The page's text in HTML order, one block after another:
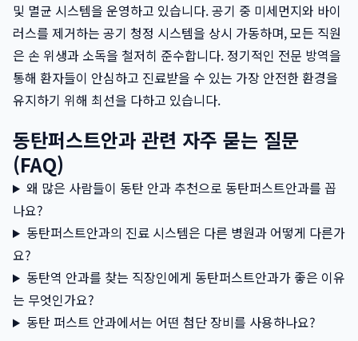
및 멸균 시스템을 운영하고 있습니다. 공기 중 미세먼지와 바이
러스를 제거하는 공기 청정 시스템을 상시 가동하며, 모든 직원
은 손 위생과 소독을 철저히 준수합니다. 정기적인 전문 방역을
통해 환자들이 안심하고 진료받을 수 있는 가장 안전한 환경을
유지하기 위해 최선을 다하고 있습니다.
동탄퍼스트안과 관련 자주 묻는 질문
(FAQ)
왜 많은 사람들이 동탄 안과 추천으로 동탄퍼스트안과를 꼽
나요?
동탄퍼스트안과의 진료 시스템은 다른 병원과 어떻게 다른가
요?
동탄역 안과를 찾는 직장인에게 동탄퍼스트안과가 좋은 이유
는 무엇인가요?
동탄 퍼스트 안과에서는 어떤 첨단 장비를 사용하나요?